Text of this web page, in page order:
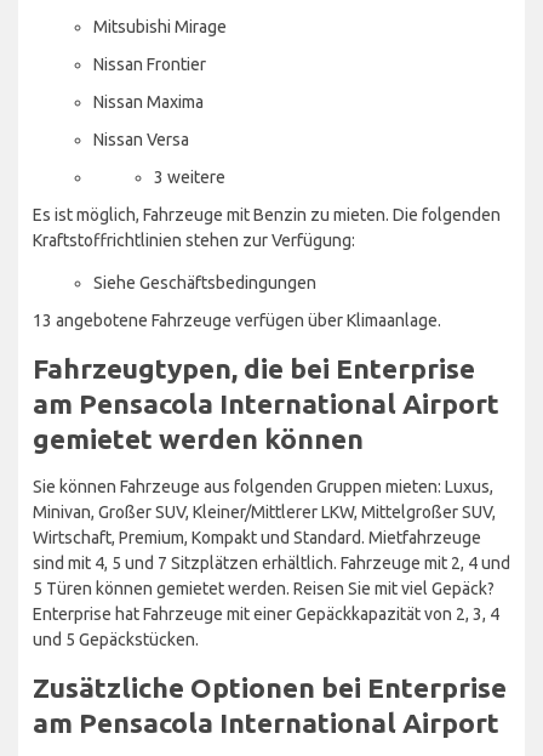
Mitsubishi Mirage
Nissan Frontier
Nissan Maxima
Nissan Versa
3 weitere
Es ist möglich, Fahrzeuge mit Benzin zu mieten. Die folgenden
Kraftstoffrichtlinien stehen zur Verfügung:
Siehe Geschäftsbedingungen
13 angebotene Fahrzeuge verfügen über Klimaanlage.
Fahrzeugtypen, die bei Enterprise
am Pensacola International Airport
gemietet werden können
Sie können Fahrzeuge aus folgenden Gruppen mieten: Luxus,
Minivan, Großer SUV, Kleiner/Mittlerer LKW, Mittelgroßer SUV,
Wirtschaft, Premium, Kompakt und Standard. Mietfahrzeuge
sind mit 4, 5 und 7 Sitzplätzen erhältlich. Fahrzeuge mit 2, 4 und
5 Türen können gemietet werden. Reisen Sie mit viel Gepäck?
Enterprise hat Fahrzeuge mit einer Gepäckkapazität von 2, 3, 4
und 5 Gepäckstücken.
Zusätzliche Optionen bei Enterprise
am Pensacola International Airport